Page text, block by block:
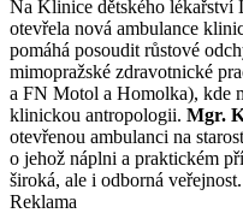
Na Klinice dětského lékařství
otevřela nová ambulance
pomáhá posoudit růstové
mimopražské zdravotnické
a FN Motol a Homolka), kde
klinickou antropologii. Mgr.
otevřenou ambulanci na
o jehož náplni a praktickém
široká, ale i odborná veřejnost.
Reklama